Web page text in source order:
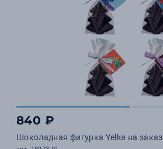
840 ₽
Шоколадная фигурка Yelka на заказ